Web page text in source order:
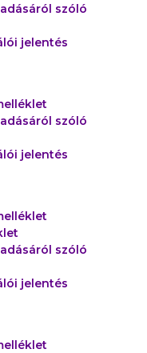
szóló
jelentés
szóló
jelentés
szóló
jelentés